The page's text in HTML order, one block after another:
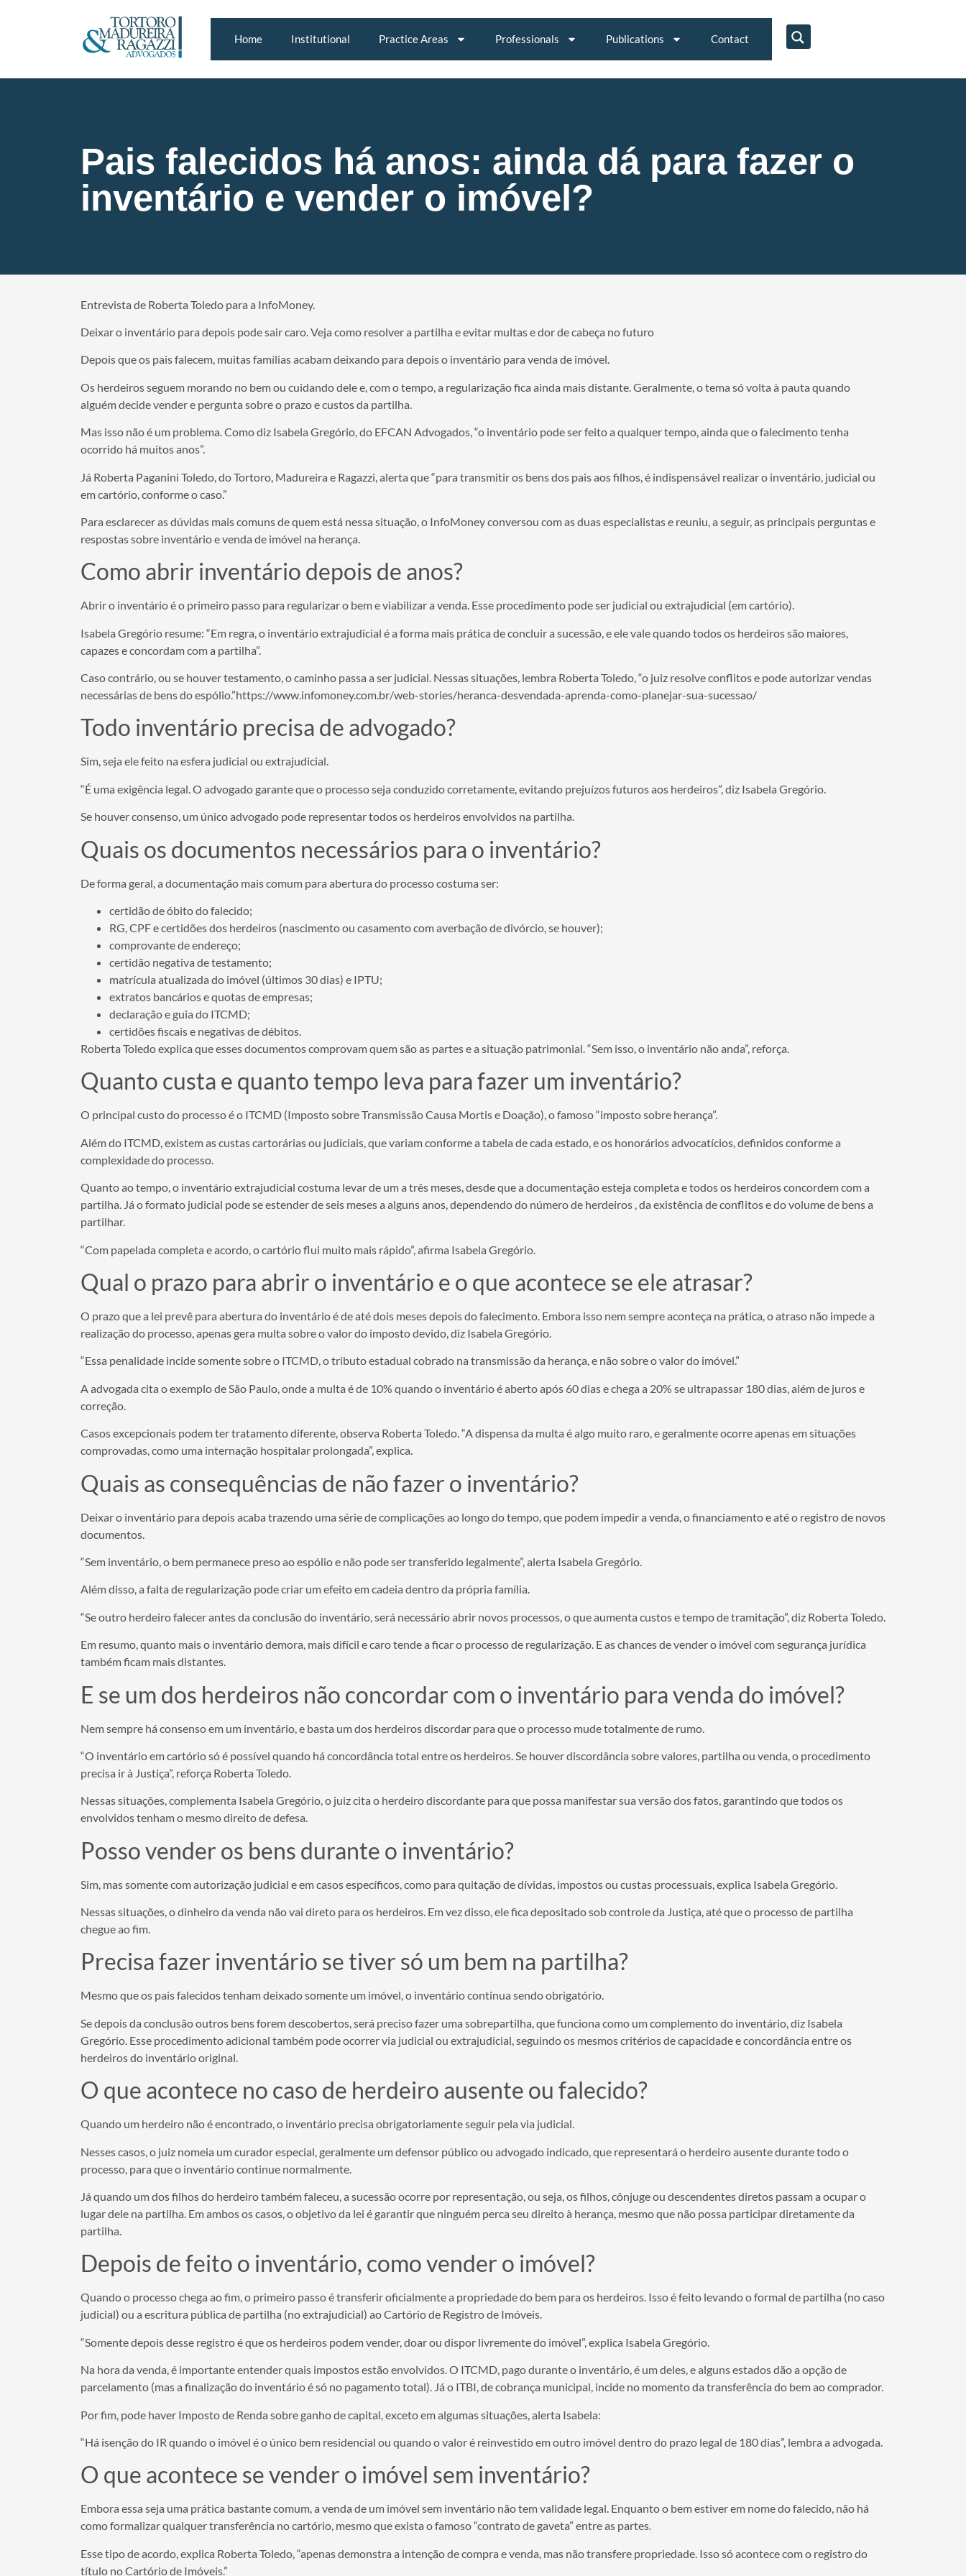
Home Institutional Practice Areas Professionals Publications Contact
Pais falecidos há anos: ainda dá para fazer o
inventário e vender o imóvel?
Entrevista de Roberta Toledo para a InfoMoney.
Deixar o inventário para depois pode sair caro. Veja como resolver a partilha e evitar multas e dor de cabeça no futuro
Depois que os pais falecem, muitas famílias acabam deixando para depois o inventário para venda de imóvel.
Os herdeiros seguem morando no bem ou cuidando dele e, com o tempo, a regularização fica ainda mais distante. Geralmente, o tema só volta à pauta quando
alguém decide vender e pergunta sobre o prazo e custos da partilha.
Mas isso não é um problema. Como diz Isabela Gregório, do EFCAN Advogados, “o inventário pode ser feito a qualquer tempo, ainda que o falecimento tenha
ocorrido há muitos anos”.
Já Roberta Paganini Toledo, do Tortoro, Madureira e Ragazzi, alerta que “para transmitir os bens dos pais aos filhos, é indispensável realizar o inventário, judicial ou
em cartório, conforme o caso.”
Para esclarecer as dúvidas mais comuns de quem está nessa situação, o InfoMoney conversou com as duas especialistas e reuniu, a seguir, as principais perguntas e
respostas sobre inventário e venda de imóvel na herança.
Como abrir inventário depois de anos?
Abrir o inventário é o primeiro passo para regularizar o bem e viabilizar a venda. Esse procedimento pode ser judicial ou extrajudicial (em cartório).
Isabela Gregório resume: “Em regra, o inventário extrajudicial é a forma mais prática de concluir a sucessão, e ele vale quando todos os herdeiros são maiores,
capazes e concordam com a partilha”.
Caso contrário, ou se houver testamento, o caminho passa a ser judicial. Nessas situações, lembra Roberta Toledo, “o juiz resolve conflitos e pode autorizar vendas
necessárias de bens do espólio.”https://www.infomoney.com.br/web-stories/heranca-desvendada-aprenda-como-planejar-sua-sucessao/
Todo inventário precisa de advogado?
Sim, seja ele feito na esfera judicial ou extrajudicial.
“É uma exigência legal. O advogado garante que o processo seja conduzido corretamente, evitando prejuízos futuros aos herdeiros”, diz Isabela Gregório.
Se houver consenso, um único advogado pode representar todos os herdeiros envolvidos na partilha.
Quais os documentos necessários para o inventário?
De forma geral, a documentação mais comum para abertura do processo costuma ser:
certidão de óbito do falecido;
RG, CPF e certidões dos herdeiros (nascimento ou casamento com averbação de divórcio, se houver);
comprovante de endereço;
certidão negativa de testamento;
matrícula atualizada do imóvel (últimos 30 dias) e IPTU;
extratos bancários e quotas de empresas;
declaração e guia do ITCMD;
certidões fiscais e negativas de débitos.
Roberta Toledo explica que esses documentos comprovam quem são as partes e a situação patrimonial. “Sem isso, o inventário não anda”, reforça.
Quanto custa e quanto tempo leva para fazer um inventário?
O principal custo do processo é o ITCMD (Imposto sobre Transmissão Causa Mortis e Doação), o famoso “imposto sobre herança”.
Além do ITCMD, existem as custas cartorárias ou judiciais, que variam conforme a tabela de cada estado, e os honorários advocatícios, definidos conforme a
complexidade do processo.
Quanto ao tempo, o inventário extrajudicial costuma levar de um a três meses, desde que a documentação esteja completa e todos os herdeiros concordem com a
partilha. Já o formato judicial pode se estender de seis meses a alguns anos, dependendo do número de herdeiros , da existência de conflitos e do volume de bens a
partilhar.
“Com papelada completa e acordo, o cartório flui muito mais rápido”, afirma Isabela Gregório.
Qual o prazo para abrir o inventário e o que acontece se ele atrasar?
O prazo que a lei prevê para abertura do inventário é de até dois meses depois do falecimento. Embora isso nem sempre aconteça na prática, o atraso não impede a
realização do processo, apenas gera multa sobre o valor do imposto devido, diz Isabela Gregório.
“Essa penalidade incide somente sobre o ITCMD, o tributo estadual cobrado na transmissão da herança, e não sobre o valor do imóvel.”
A advogada cita o exemplo de São Paulo, onde a multa é de 10% quando o inventário é aberto após 60 dias e chega a 20% se ultrapassar 180 dias, além de juros e
correção.
Casos excepcionais podem ter tratamento diferente, observa Roberta Toledo. “A dispensa da multa é algo muito raro, e geralmente ocorre apenas em situações
comprovadas, como uma internação hospitalar prolongada”, explica.
Quais as consequências de não fazer o inventário?
Deixar o inventário para depois acaba trazendo uma série de complicações ao longo do tempo, que podem impedir a venda, o financiamento e até o registro de novos
documentos.
“Sem inventário, o bem permanece preso ao espólio e não pode ser transferido legalmente”, alerta Isabela Gregório.
Além disso, a falta de regularização pode criar um efeito em cadeia dentro da própria família.
“Se outro herdeiro falecer antes da conclusão do inventário, será necessário abrir novos processos, o que aumenta custos e tempo de tramitação”, diz Roberta Toledo.
Em resumo, quanto mais o inventário demora, mais difícil e caro tende a ficar o processo de regularização. E as chances de vender o imóvel com segurança jurídica
também ficam mais distantes.
E se um dos herdeiros não concordar com o inventário para venda do imóvel?
Nem sempre há consenso em um inventário, e basta um dos herdeiros discordar para que o processo mude totalmente de rumo.
“O inventário em cartório só é possível quando há concordância total entre os herdeiros. Se houver discordância sobre valores, partilha ou venda, o procedimento
precisa ir à Justiça”, reforça Roberta Toledo.
Nessas situações, complementa Isabela Gregório, o juiz cita o herdeiro discordante para que possa manifestar sua versão dos fatos, garantindo que todos os
envolvidos tenham o mesmo direito de defesa.
Posso vender os bens durante o inventário?
Sim, mas somente com autorização judicial e em casos específicos, como para quitação de dívidas, impostos ou custas processuais, explica Isabela Gregório.
Nessas situações, o dinheiro da venda não vai direto para os herdeiros. Em vez disso, ele fica depositado sob controle da Justiça, até que o processo de partilha
chegue ao fim.
Precisa fazer inventário se tiver só um bem na partilha?
Mesmo que os pais falecidos tenham deixado somente um imóvel, o inventário continua sendo obrigatório.
Se depois da conclusão outros bens forem descobertos, será preciso fazer uma sobrepartilha, que funciona como um complemento do inventário, diz Isabela
Gregório. Esse procedimento adicional também pode ocorrer via judicial ou extrajudicial, seguindo os mesmos critérios de capacidade e concordância entre os
herdeiros do inventário original.
O que acontece no caso de herdeiro ausente ou falecido?
Quando um herdeiro não é encontrado, o inventário precisa obrigatoriamente seguir pela via judicial.
Nesses casos, o juiz nomeia um curador especial, geralmente um defensor público ou advogado indicado, que representará o herdeiro ausente durante todo o
processo, para que o inventário continue normalmente.
Já quando um dos filhos do herdeiro também faleceu, a sucessão ocorre por representação, ou seja, os filhos, cônjuge ou descendentes diretos passam a ocupar o
lugar dele na partilha. Em ambos os casos, o objetivo da lei é garantir que ninguém perca seu direito à herança, mesmo que não possa participar diretamente da
partilha.
Depois de feito o inventário, como vender o imóvel?
Quando o processo chega ao fim, o primeiro passo é transferir oficialmente a propriedade do bem para os herdeiros. Isso é feito levando o formal de partilha (no caso
judicial) ou a escritura pública de partilha (no extrajudicial) ao Cartório de Registro de Imóveis.
“Somente depois desse registro é que os herdeiros podem vender, doar ou dispor livremente do imóvel”, explica Isabela Gregório.
Na hora da venda, é importante entender quais impostos estão envolvidos. O ITCMD, pago durante o inventário, é um deles, e alguns estados dão a opção de
parcelamento (mas a finalização do inventário é só no pagamento total). Já o ITBI, de cobrança municipal, incide no momento da transferência do bem ao comprador.
Por fim, pode haver Imposto de Renda sobre ganho de capital, exceto em algumas situações, alerta Isabela:
“Há isenção do IR quando o imóvel é o único bem residencial ou quando o valor é reinvestido em outro imóvel dentro do prazo legal de 180 dias”, lembra a advogada.
O que acontece se vender o imóvel sem inventário?
Embora essa seja uma prática bastante comum, a venda de um imóvel sem inventário não tem validade legal. Enquanto o bem estiver em nome do falecido, não há
como formalizar qualquer transferência no cartório, mesmo que exista o famoso “contrato de gaveta” entre as partes.
Esse tipo de acordo, explica Roberta Toledo, “apenas demonstra a intenção de compra e venda, mas não transfere propriedade. Isso só acontece com o registro do
título no Cartório de Imóveis.”